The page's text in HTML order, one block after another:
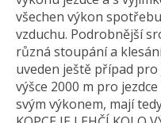
všechen výkon
vzduchu. Podrobnější
různá stoupání a
uveden ještě případ
výšce 2000 m pro
svým výkonem, mají